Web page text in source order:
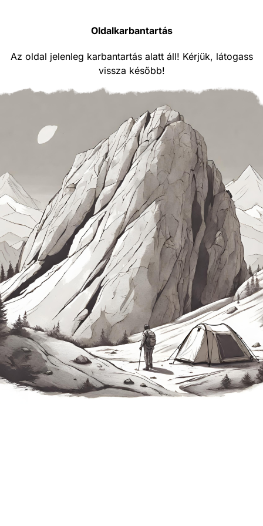
Oldalkarbantartás
Az oldal jelenleg karbantartás alatt áll! Kérjük, látogass
vissza később!